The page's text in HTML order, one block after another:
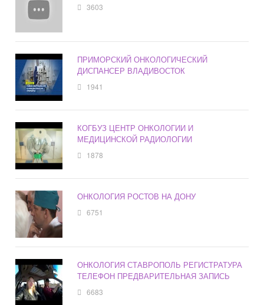
3603
ПРИМОРСКИЙ ОНКОЛОГИЧЕСКИЙ
ДИСПАНСЕР ВЛАДИВОСТОК
1941
КОГБУЗ ЦЕНТР ОНКОЛОГИИ И
МЕДИЦИНСКОЙ РАДИОЛОГИИ
1878
ОНКОЛОГИЯ РОСТОВ НА ДОНУ
6751
ОНКОЛОГИЯ СТАВРОПОЛЬ РЕГИСТРАТУРА
ТЕЛЕФОН ПРЕДВАРИТЕЛЬНАЯ ЗАПИСЬ
6683